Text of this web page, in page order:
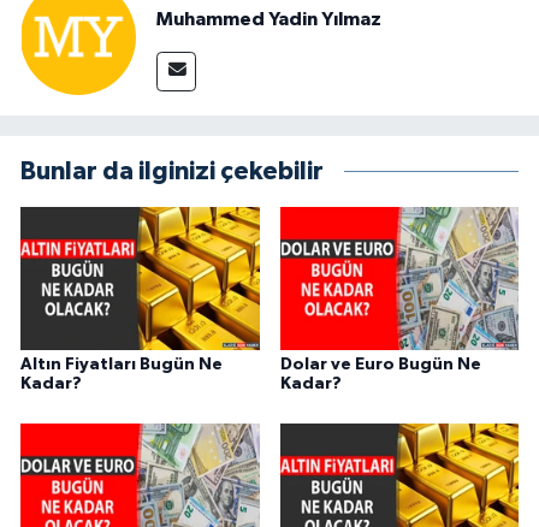
Muhammed Yadin Yılmaz
Bunlar da ilginizi çekebilir
Altın Fiyatları Bugün Ne
Kadar?
Dolar ve Euro Bugün Ne
Kadar?